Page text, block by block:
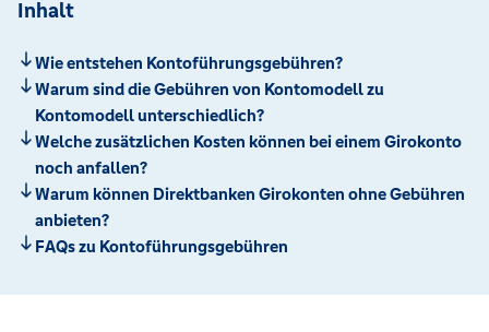
Inhalt
Wie entstehen Kontoführungsgebühren?
Warum sind die Gebühren von Kontomodell zu
Kontomodell unterschiedlich?
Welche zusätzlichen Kosten können bei einem Girokonto
noch anfallen?
Warum können Direktbanken Girokonten ohne Gebühren
anbieten?
FAQs zu Kontoführungsgebühren